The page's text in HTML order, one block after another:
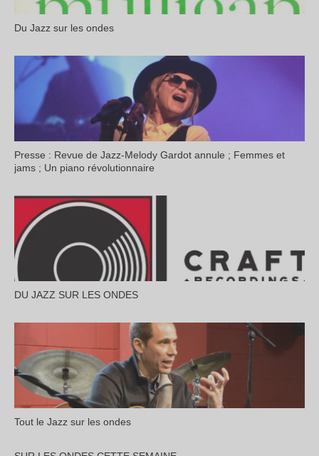
Du Jazz sur les ondes
Presse : Revue de Jazz-Melody Gardot annule ; Femmes et
jams ; Un piano révolutionnaire
DU JAZZ SUR LES ONDES
Tout le Jazz sur les ondes